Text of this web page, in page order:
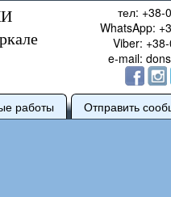
тел: +38-
WhatsApp:
Viber:
e-mail:
работы Отправить